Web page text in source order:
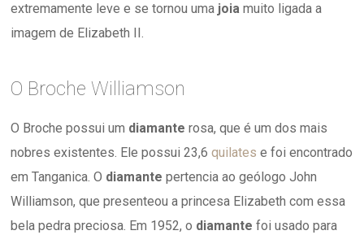
extremamente leve e se tornou uma joia muito ligada a
imagem de Elizabeth II.
O Broche Williamson
O Broche possui um diamante rosa, que é um dos mais
nobres existentes. Ele possui 23,6quilates e foi encontrado
em Tanganica. O diamante pertencia ao geólogo John
Williamson, que presenteou a princesa Elizabeth com essa
bela pedra preciosa. Em 1952, o diamante foi usado para